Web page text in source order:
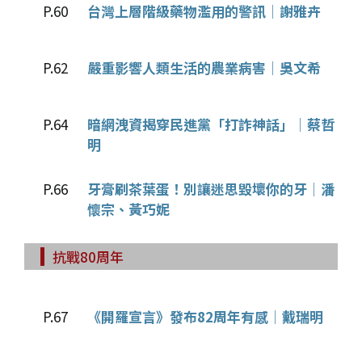
P.60 台灣上層階級藥物濫用的警訊│謝雅卉
P.62 嚴重影響人類生活的農業病害│吳文希
P.64
暗網洩資揭穿民進黨「打詐神話」│蔡哲
明
P.66
牙膏刷茶葉蛋！別讓迷思毀壞你的牙│潘
懷宗、黃巧妮
抗戰80周年
P.67 《開羅宣言》發布82周年有感│戴瑞明